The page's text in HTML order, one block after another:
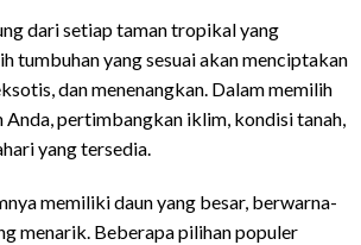
dari setiap taman tropikal yang
tumbuhan yang sesuai akan menciptakan
dan menenangkan. Dalam memilih
Anda, pertimbangkan iklim, kondisi tanah,
yang tersedia.
memiliki daun yang besar, berwarna-
menarik. Beberapa pilihan populer